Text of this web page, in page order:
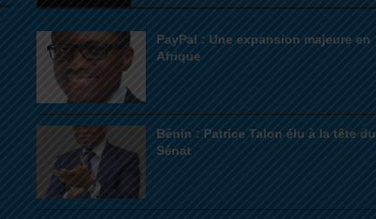
PayPal : Une expansion majeure en
Afrique
Bénin : Patrice Talon élu à la tête du
Sénat